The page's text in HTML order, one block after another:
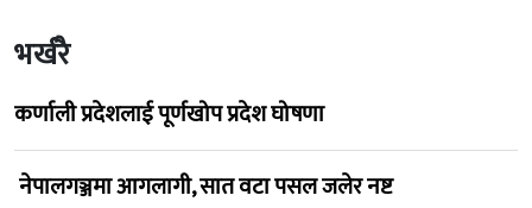
भर्खरै
कर्णाली प्रदेशलाई पूर्णखोप प्रदेश घोषणा
नेपालगञ्जमा आगलागी, सात वटा पसल जलेर नष्ट